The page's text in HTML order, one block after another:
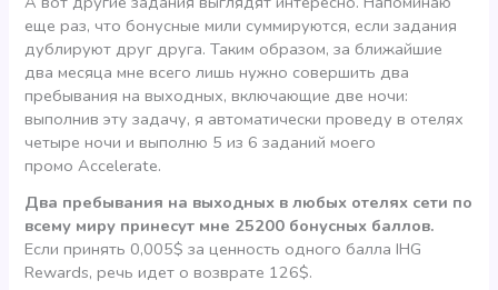
еще раз, что бонусные мили суммируются, если задания
дублируют друг друга. Таким образом, за ближайшие
два месяца мне всего лишь нужно совершить два
пребывания на выходных, включающие две ночи:
выполнив эту задачу, я автоматически проведу в отелях
четыре ночи и выполню 5 из 6 заданий моего
промо Accelerate.
Два пребывания на выходных в любых отелях сети по
всему миру принесут мне 25200 бонусных баллов.
Если принять 0,005$ за ценность одного балла IHG
Rewards, речь идет о возврате 126$.